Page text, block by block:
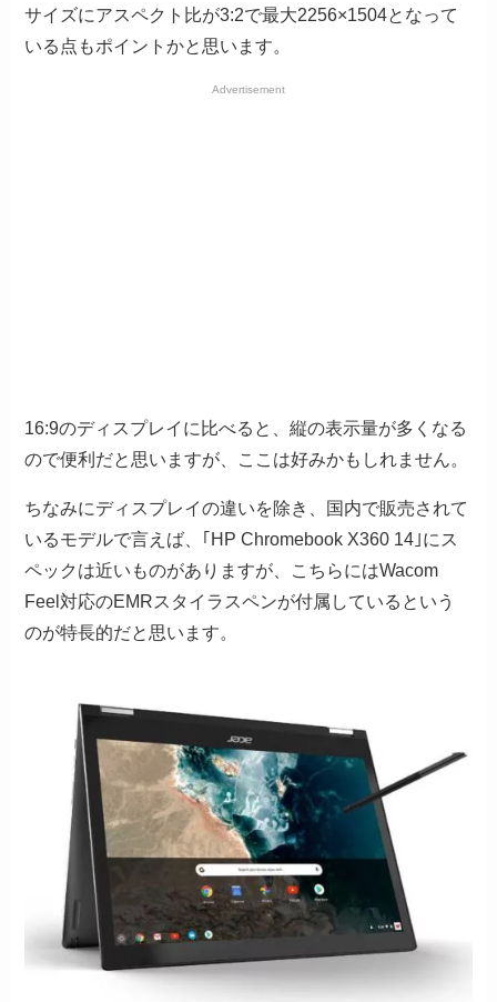
サイズにアスペクト比が3:2で最大2256×1504となって
いる点もポイントかと思います。
Advertisement
16:9のディスプレイに比べると、縦の表示量が多くなる
ので便利だと思いますが、ここは好みかもしれません。
ちなみにディスプレイの違いを除き、国内で販売されて
いるモデルで言えば、｢HP Chromebook X360 14｣にス
ペックは近いものがありますが、こちらにはWacom
Feel対応のEMRスタイラスペンが付属しているという
のが特長的だと思います。